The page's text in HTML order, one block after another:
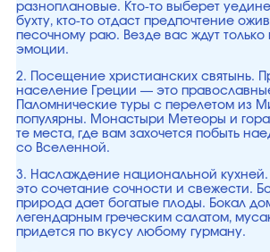
разноплановые. Кто-то выберет
бухту, кто-то отдаст предпочтение
песочному раю. Везде вас ждут только
эмоции.
2. Посещение христианских святынь.
население Греции — это
Паломнические туры с перелетом из
популярны. Монастыри Метеоры и
те места, где вам захочется побыть
со Вселенной.
3. Наслаждение национальной
это сочетание сочности и свежести.
природа дает богатые плоды. Бокал
легендарным греческим салатом,
придется по вкусу любому гурману.